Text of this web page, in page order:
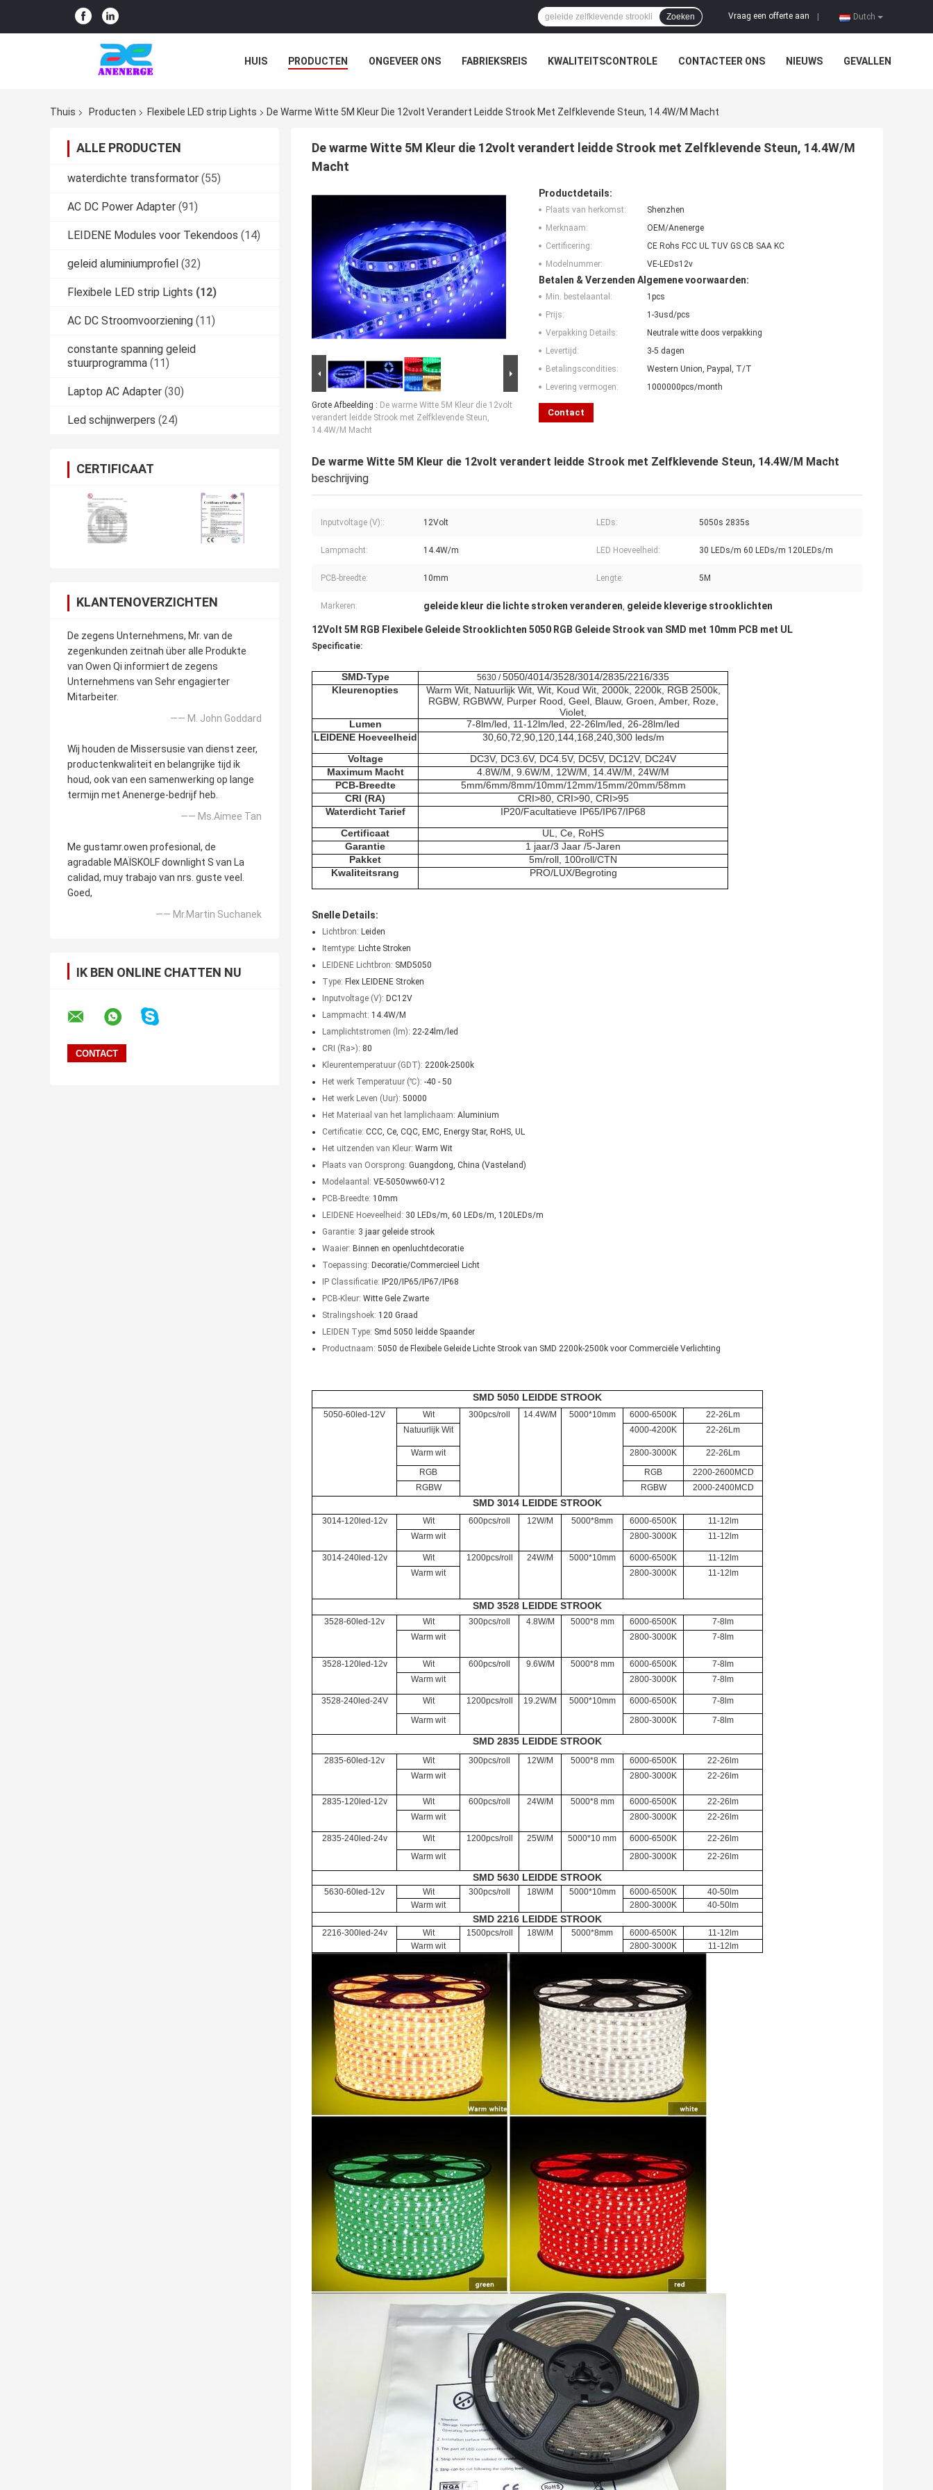
Dutch
Vraag een offerte aan
Zoeken
HUIS PRODUCTEN ONGEVEER ONS FABRIEKSREIS KWALITEITSCONTROLE CONTACTEER ONS NIEUWS GEVALLEN
Thuis Producten Flexibele LED strip Lights De Warme Witte 5M Kleur Die 12volt Verandert Leidde Strook Met Zelfklevende Steun, 14.4W/M Macht
ALLE PRODUCTEN
waterdichte transformator (55)
AC DC Power Adapter (91)
LEIDENE Modules voor Tekendoos (14)
geleid aluminiumprofiel (32)
Flexibele LED strip Lights (12)
AC DC Stroomvoorziening (11)
constante spanning geleid
stuurprogramma (11)
Laptop AC Adapter (30)
Led schijnwerpers (24)
CERTIFICAAT
KLANTENOVERZICHTEN
De zegens Unternehmens, Mr. van de
zegenkunden zeitnah über alle Produkte
van Owen Qi informiert de zegens
Unternehmens van Sehr engagierter
Mitarbeiter.
—— M. John Goddard
Wij houden de Missersusie van dienst zeer,
productenkwaliteit en belangrijke tijd ik
houd, ook van een samenwerking op lange
termijn met Anenerge-bedrijf heb.
—— Ms.Aimee Tan
Me gustamr.owen profesional, de
agradable MAÏSKOLF downlight S van La
calidad, muy trabajo van nrs. guste veel.
Goed,
—— Mr.Martin Suchanek
IK BEN ONLINE CHATTEN NU
De warme Witte 5M Kleur die 12volt verandert leidde Strook met Zelfklevende Steun, 14.4W/M
Macht
Grote Afbeelding : De warme Witte 5M Kleur die 12volt
verandert leidde Strook met Zelfklevende Steun,
14.4W/M Macht
Productdetails:
Plaats van herkomst:
Shenzhen
Merknaam:
OEM/Anenerge
Certificering:
CE Rohs FCC UL TUV GS CB SAA KC
Modelnummer:
VE-LEDs12v
Betalen & Verzenden Algemene voorwaarden:
Min. bestelaantal:
1pcs
Prijs:
1-3usd/pcs
Verpakking Details:
Neutrale witte doos verpakking
Levertijd:
3-5 dagen
Betalingscondities:
Western Union, Paypal, T/T
Levering vermogen:
1000000pcs/month
Contact
De warme Witte 5M Kleur die 12volt verandert leidde Strook met Zelfklevende Steun, 14.4W/M Macht
beschrijving
Inputvoltage (V):: 12Volt LEDs: 5050s 2835s
Lampmacht: 14.4W/m LED Hoeveelheid: 30 LEDs/m 60 LEDs/m 120LEDs/m
PCB-breedte: 10mm Lengte: 5M
Markeren: geleide kleur die lichte stroken veranderen, geleide kleverige strooklichten
12Volt 5M RGB Flexibele Geleide Strooklichten 5050 RGB Geleide Strook van SMD met 10mm PCB met UL
Specificatie:
SMD-Type 5630 /5050/4014/3528/3014/2835/2216/335
Kleurenopties
Warm Wit, Natuurlijk Wit, Wit, Koud Wit, 2000k, 2200k, RGB 2500k,
RGBW, RGBWW, Purper Rood, Geel, Blauw, Groen, Amber, Roze,
Violet,
Lumen
7-8lm/led, 11-12lm/led, 22-26lm/led, 26-28lm/led
LEIDENE Hoeveelheid
30,60,72,90,120,144,168,240,300leds/m
Voltage
DC3V, DC3.6V, DC4.5V, DC5V, DC12V, DC24V
Maximum Macht
4.8W/M, 9.6W/M, 12W/M, 14.4W/M, 24W/M
PCB-Breedte
5mm/6mm/8mm/10mm/12mm/15mm/20mm/58mm
CRI (RA)
CRI>80, CRI>90, CRI>95
Waterdicht Tarief
IP20/Facultatieve IP65/IP67/IP68
Certificaat
UL, Ce, RoHS
Garantie
1 jaar/3 Jaar /5-Jaren
Pakket
5m/roll, 100roll/CTN
Kwaliteitsrang
PRO/LUX/Begroting
Snelle Details:
Lichtbron: Leiden
Itemtype: Lichte Stroken
LEIDENE Lichtbron: SMD5050
Type: Flex LEIDENE Stroken
Inputvoltage (V): DC12V
Lampmacht: 14.4W/M
Lamplichtstromen (lm): 22-24lm/led
CRI (Ra>): 80
Kleurentemperatuur (GDT): 2200k-2500k
Het werk Temperatuur (℃): -40 - 50
Het werk Leven (Uur): 50000
Het Materiaal van het lamplichaam: Aluminium
Certificatie: CCC, Ce, CQC, EMC, Energy Star, RoHS, UL
Het uitzenden van Kleur: Warm Wit
Plaats van Oorsprong: Guangdong, China (Vasteland)
Modelaantal: VE-5050ww60-V12
PCB-Breedte: 10mm
LEIDENE Hoeveelheid: 30 LEDs/m, 60 LEDs/m, 120LEDs/m
Garantie: 3 jaar geleide strook
Waaier: Binnen en openluchtdecoratie
Toepassing: Decoratie/Commercieel Licht
IP Classificatie:
IP20/IP65/IP67/IP68
PCB-Kleur: Witte Gele Zwarte
Stralingshoek: 120 Graad
LEIDEN Type: Smd 5050 leidde Spaander
Productnaam: 5050 de Flexibele Geleide Lichte Strook van SMD 2200k-2500k voor Commerciële Verlichting
SMD 5050 LEIDDE STROOK
5050-60led-12V Wit 300pcs/roll 14.4W/M 5000*10mm 6000-6500K
22-26Lm
Natuurlijk Wit
4000-4200K 22-26Lm
Warm wit 2800-3000K
22-26Lm
RGB
RGB
2200-2600MCD
RGBW
RGBW 2000-2400MCD
SMD 3014 LEIDDE STROOK
3014-120led-12v Wit 600pcs/roll 12W/M 5000*8mm 6000-6500K
11-12lm
Warm wit
2800-3000K 11-12lm
3014-240led-12v Wit 1200pcs/roll 24W/M 5000*10mm 6000-6500K
11-12lm
Warm wit
2800-3000K 11-12lm
SMD 3528 LEIDDE STROOK
3528-60led-12v Wit 300pcs/roll 4.8W/M 5000*8 mm 6000-6500K
7-8lm
Warm wit
2800-3000K 7-8lm
3528-120led-12v Wit 600pcs/roll 9.6W/M 5000*8 mm 6000-6500K
7-8lm
Warm wit
2800-3000K 7-8lm
3528-240led-24V Wit 1200pcs/roll 19.2W/M 5000*10mm 6000-6500K
7-8lm
Warm wit
2800-3000K 7-8lm
SMD 2835 LEIDDE STROOK
2835-60led-12v Wit 300pcs/roll 12W/M 5000*8 mm 6000-6500K
22-26lm
Warm wit
2800-3000K 22-26lm
2835-120led-12v Wit 600pcs/roll 24W/M 5000*8 mm 6000-6500K
22-26lm
Warm wit
2800-3000K 22-26lm
2835-240led-24v Wit 1200pcs/roll 25W/M 5000*10 mm 6000-6500K
22-26lm
Warm wit
2800-3000K 22-26lm
SMD 5630 LEIDDE STROOK
5630-60led-12v Wit 300pcs/roll 18W/M 5000*10mm 6000-6500K
40-50lm
Warm wit
2800-3000K 40-50lm
SMD 2216 LEIDDE STROOK
2216-300led-24v Wit 1500pcs/roll 18W/M 5000*8mm 6000-6500K
11-12lm
Warm wit
2800-3000K 11-12lm